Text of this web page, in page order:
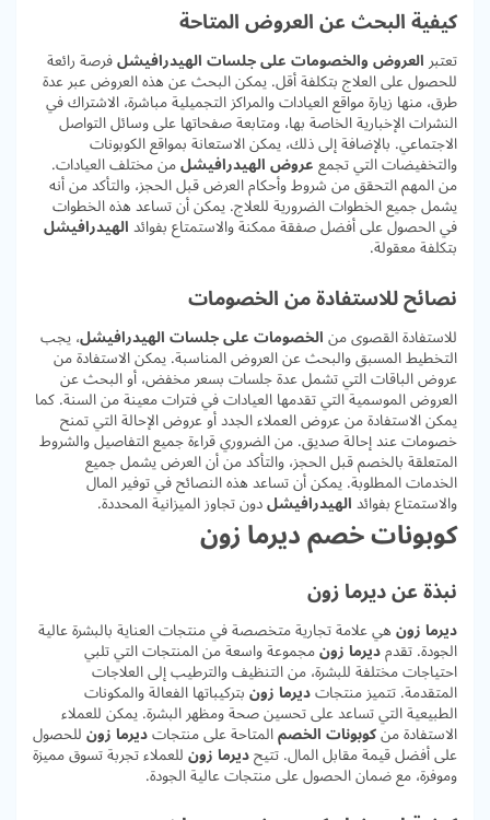
كيفية البحث عن العروض المتاحة
تعتبرالعروض والخصومات على جلسات الهيدرافيشلفرصة رائعة
للحصول على العلاج بتكلفة أقل. يمكن البحث عن هذه العروض عبر عدة
طرق، منها زيارة مواقع العيادات والمراكز التجميلية مباشرة، الاشتراك في
النشرات الإخبارية الخاصة بها، ومتابعة صفحاتها على وسائل التواصل
الاجتماعي. بالإضافة إلى ذلك، يمكن الاستعانة بمواقع الكوبونات
والتخفيضات التي تجمععروض الهيدرافيشلمن مختلف العيادات.
من المهم التحقق من شروط وأحكام العرض قبل الحجز، والتأكد من أنه
يشمل جميع الخطوات الضرورية للعلاج. يمكن أن تساعد هذه الخطوات
في الحصول على أفضل صفقة ممكنة والاستمتاع بفوائدالهيدرافيشل
بتكلفة معقولة.
نصائح للاستفادة من الخصومات
للاستفادة القصوى منالخصومات على جلسات الهيدرافيشل، يجب
التخطيط المسبق والبحث عن العروض المناسبة. يمكن الاستفادة من
عروض الباقات التي تشمل عدة جلسات بسعر مخفض، أو البحث عن
العروض الموسمية التي تقدمها العيادات في فترات معينة من السنة. كما
يمكن الاستفادة من عروض العملاء الجدد أو عروض الإحالة التي تمنح
خصومات عند إحالة صديق. من الضروري قراءة جميع التفاصيل والشروط
المتعلقة بالخصم قبل الحجز، والتأكد من أن العرض يشمل جميع
الخدمات المطلوبة. يمكن أن تساعد هذه النصائح في توفير المال
والاستمتاع بفوائدالهيدرافيشلدون تجاوز الميزانية المحددة.
كوبونات خصم ديرما زون
نبذة عن ديرما زون
ديرما زونهي علامة تجارية متخصصة في منتجات العناية بالبشرة عالية
الجودة. تقدمديرما زونمجموعة واسعة من المنتجات التي تلبي
احتياجات مختلفة للبشرة، من التنظيف والترطيب إلى العلاجات
المتقدمة. تتميز منتجاتديرما زونبتركيباتها الفعالة والمكونات
الطبيعية التي تساعد على تحسين صحة ومظهر البشرة. يمكن للعملاء
الاستفادة منكوبونات الخصمالمتاحة على منتجاتديرما زونللحصول
على أفضل قيمة مقابل المال. تتيحديرما زونللعملاء تجربة تسوق مميزة
وموفرة، مع ضمان الحصول على منتجات عالية الجودة.